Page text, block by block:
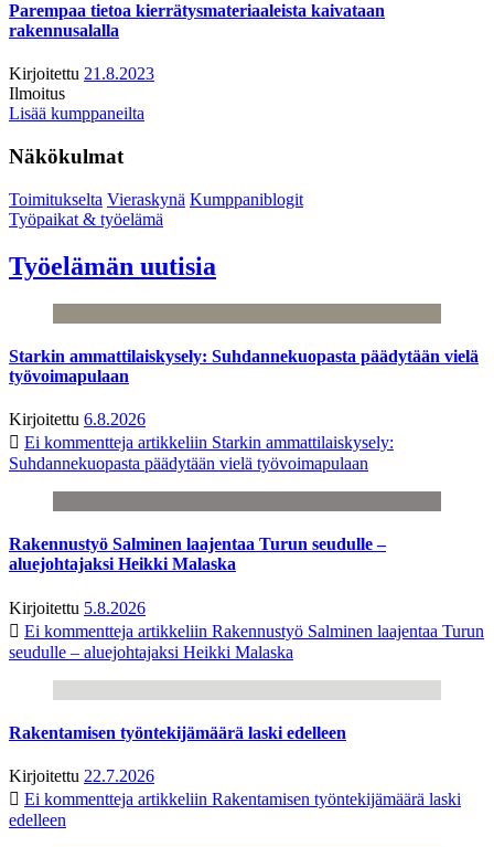
Parempaa tietoa kierrätysmateriaaleista kaivataan
rakennusalalla
Kirjoitettu 21.8.2023
Ilmoitus
Lisää kumppaneilta
Näkökulmat
Toimitukselta Vieraskynä Kumppaniblogit
Työpaikat & työelämä
Työelämän uutisia
Starkin ammattilaiskysely: Suhdannekuopasta päädytään vielä
työvoimapulaan
Kirjoitettu 6.8.2026
Ei kommentteja artikkeliin Starkin ammattilaiskysely:
Suhdannekuopasta päädytään vielä työvoimapulaan
Rakennustyö Salminen laajentaa Turun seudulle –
aluejohtajaksi Heikki Malaska
Kirjoitettu 5.8.2026
Ei kommentteja artikkeliin Rakennustyö Salminen laajentaa Turun
seudulle – aluejohtajaksi Heikki Malaska
Rakentamisen työntekijämäärä laski edelleen
Kirjoitettu 22.7.2026
Ei kommentteja artikkeliin Rakentamisen työntekijämäärä laski
edelleen